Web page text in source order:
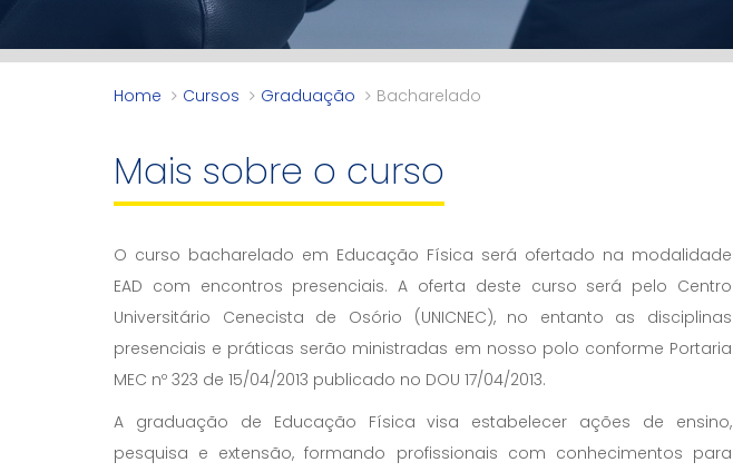
Home Cursos Graduação Bacharelado
Mais sobre o curso
O curso bacharelado em Educação Física será ofertado na modalidade
EAD com encontros presenciais. A oferta deste curso será pelo Centro
Universitário Cenecista de Osório (UNICNEC), no entanto as disciplinas
presenciais e práticas serão ministradas em nosso polo conforme Portaria
MEC nº 323 de 15/04/2013 publicado no DOU 17/04/2013.
A graduação de Educação Física visa estabelecer ações de ensino,
pesquisa e extensão, formando profissionais com conhecimentos para